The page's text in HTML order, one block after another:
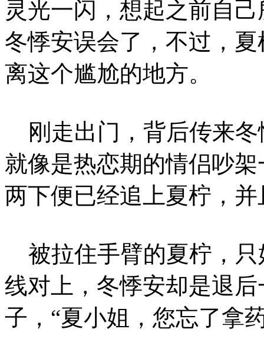
灵光一闪，想起之前自
冬悸安误会了，不过，
离这个尴尬的地方。
刚走出门，背后传来冬
就像是热恋期的情侣吵
两下便已经追上夏柠，
被拉住手臂的夏柠，只
线对上，冬悸安却是退
子，“夏小姐，您忘了拿